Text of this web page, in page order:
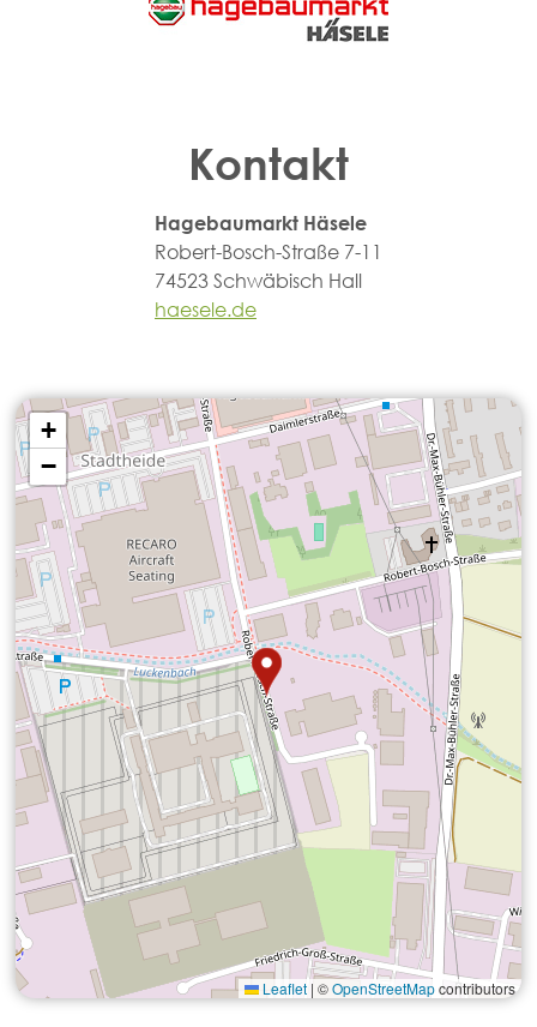
Kontakt
Hagebaumarkt Häsele
Robert-Bosch-Straße 7-11
74523 Schwäbisch Hall
haesele.de
+
−
Leaflet | ©OpenStreetMapcontributors